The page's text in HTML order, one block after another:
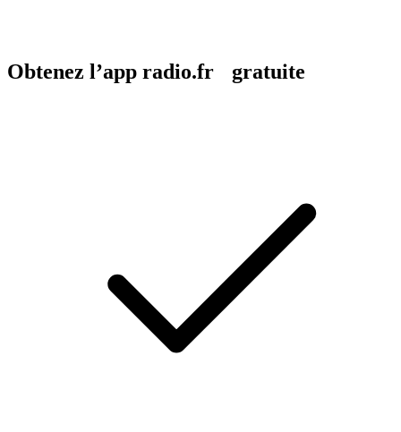
Obtenez l’app radio.fr gratuite